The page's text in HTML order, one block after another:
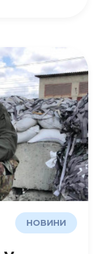
НОВИНИ